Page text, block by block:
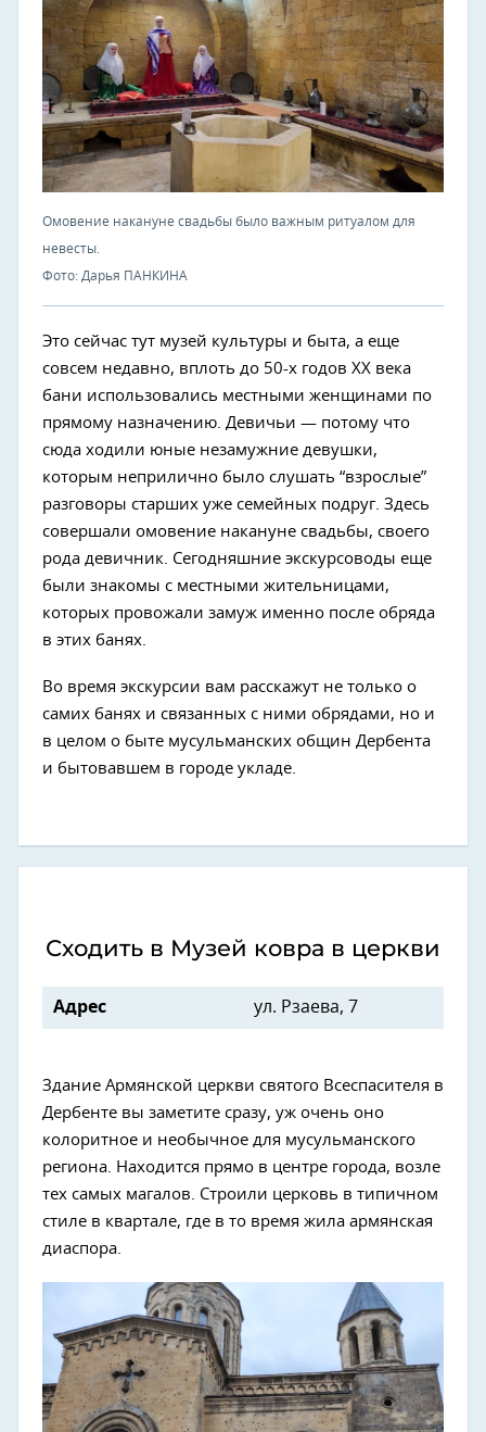
Омовение накануне свадьбы было важным ритуалом для
невесты.
Фото: Дарья ПАНКИНА
Это сейчас тут музей культуры и быта, а еще
совсем недавно, вплоть до 50-х годов XX века
бани использовались местными женщинами по
прямому назначению. Девичьи — потому что
сюда ходили юные незамужние девушки,
которым неприлично было слушать “взрослые”
разговоры старших уже семейных подруг. Здесь
совершали омовение накануне свадьбы, своего
рода девичник. Сегодняшние экскурсоводы еще
были знакомы с местными жительницами,
которых провожали замуж именно после обряда
в этих банях.
Во время экскурсии вам расскажут не только о
самих банях и связанных с ними обрядами, но и
в целом о быте мусульманских общин Дербента
и бытовавшем в городе укладе.
Сходить в Музей ковра в церкви
Адрес ул. Рзаева, 7
Здание Армянской церкви святого Всеспасителя в
Дербенте вы заметите сразу, уж очень оно
колоритное и необычное для мусульманского
региона. Находится прямо в центре города, возле
тех самых магалов. Строили церковь в типичном
стиле в квартале, где в то время жила армянская
диаспора.